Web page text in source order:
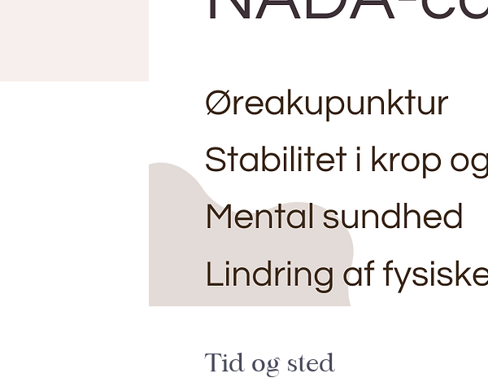
Tid og sted